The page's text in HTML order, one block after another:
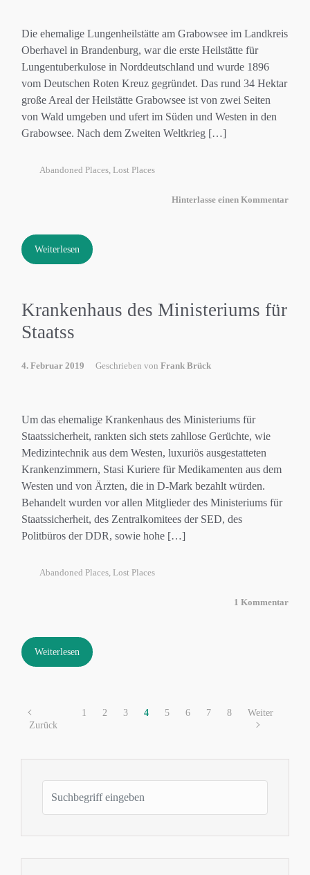
Die ehemalige Lungenheilstätte am Grabowsee im Landkreis
Oberhavel in Brandenburg, war die erste Heilstätte für
Lungentuberkulose in Norddeutschland und wurde 1896
vom Deutschen Roten Kreuz gegründet. Das rund 34 Hektar
große Areal der Heilstätte Grabowsee ist von zwei Seiten
von Wald umgeben und ufert im Süden und Westen in den
Grabowsee. Nach dem Zweiten Weltkrieg […]
Abandoned Places, Lost Places
Hinterlasse einen Kommentar
Weiterlesen
Krankenhaus des Ministeriums für
Staatss
4. Februar 2019 Geschrieben von Frank Brück
Um das ehemalige Krankenhaus des Ministeriums für
Staatssicherheit, rankten sich stets zahllose Gerüchte, wie
Medizintechnik aus dem Westen, luxuriös ausgestatteten
Krankenzimmern, Stasi Kuriere für Medikamenten aus dem
Westen und von Ärzten, die in D-Mark bezahlt würden.
Behandelt wurden vor allen Mitglieder des Ministeriums für
Staatssicherheit, des Zentralkomitees der SED, des
Politbüros der DDR, sowie hohe […]
Abandoned Places, Lost Places
1 Kommentar
Weiterlesen
Zurück
1 2 3 4 5 6 7 8 Weiter